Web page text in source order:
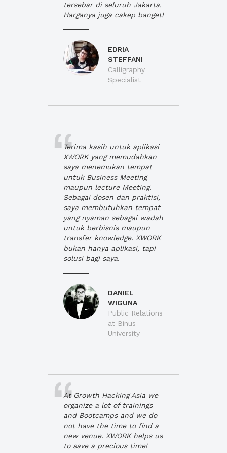
tersebar di seluruh Jakarta.
Harganya juga cakep banget!
EDRIA
STEFFANI
Calligraphy
Specialist
Terima kasih untuk aplikasi
XWORK yang memudahkan
saya menemukan tempat
untuk Business Meeting
maupun lecture Meeting.
Sebagai dosen dan praktisi,
saya membutuhkan tempat
yang nyaman sebagai wadah
untuk berbisnis maupun
transfer knowledge. XWORK
bukan hanya aplikasi, tapi
solusi bagi saya.
DANIEL
WIGUNA
Public Relations
at Binus
University
At Growth Hacking Asia we
organize a lot of trainings
and Bootcamps and we do
not have the time to find a
new venue. XWORK helps us
to save a precious time!